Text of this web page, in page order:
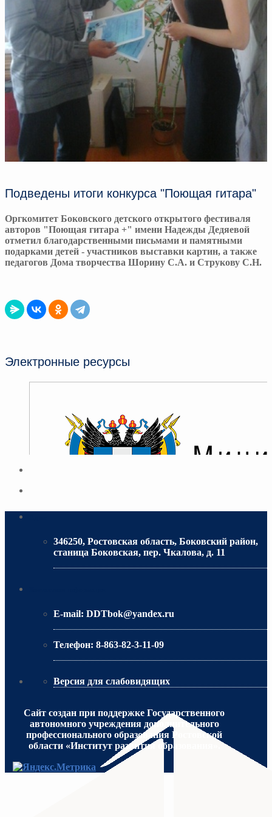
Подведены итоги конкурса "Поющая гитара"
Оргкомитет Боковского детского открытого фестиваля
авторов "Поющая гитара +" имени Надежды Дедяевой
отметил благодарственными письмами и памятными
подарками детей - участников выставки картин, а также
педагогов Дома творчества Шорину С.А. и Струкову С.Н.
Электронные ресурсы
МИНИСТЕРСТВО ПРОСВЕЩЕНИЯ
346250, Ростовская область, Боковский район,
станица Боковская, пер. Чкалова, д. 11
E-mail: DDTbok@yandex.ru
Телефон: 8-863-82-3-11-09
Версия для слабовидящих
Сайт создан при поддержке Государственного
автономного учреждения дополнительного
профессионального образования Ростовской
области «Институт развития образования».